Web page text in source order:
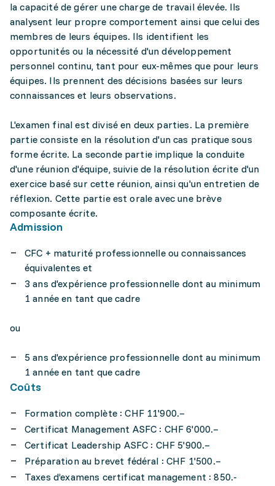
la capacité de gérer une charge de travail élevée. Ils
analysent leur propre comportement ainsi que celui des
membres de leurs équipes. Ils identifient les
opportunités ou la nécessité d'un développement
personnel continu, tant pour eux-mêmes que pour leurs
équipes. Ils prennent des décisions basées sur leurs
connaissances et leurs observations.
L'examen final est divisé en deux parties. La première
partie consiste en la résolution d'un cas pratique sous
forme écrite. La seconde partie implique la conduite
d'une réunion d'équipe, suivie de la résolution écrite d'un
exercice basé sur cette réunion, ainsi qu'un entretien de
réflexion. Cette partie est orale avec une brève
composante écrite.
Admission
CFC + maturité professionnelle ou connaissances
équivalentes et
3 ans d'expérience professionnelle dont au minimum
1 année en tant que cadre
ou
5 ans d'expérience professionnelle dont au minimum
1 année en tant que cadre
Coûts
Formation complète : CHF 11'900.–
Certificat Management ASFC : CHF 6'000.–
Certificat Leadership ASFC : CHF 5'900.–
Préparation au brevet fédéral : CHF 1'500.–
Taxes d’examens certificat management : 850.-